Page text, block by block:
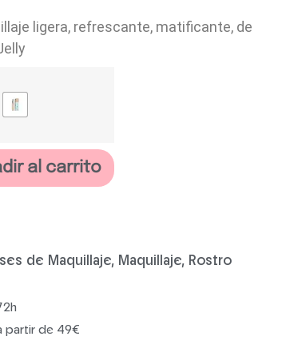
ligera, refrescante, matificante, de
al carrito
de Maquillaje, Maquillaje, Rostro
partir de 49€